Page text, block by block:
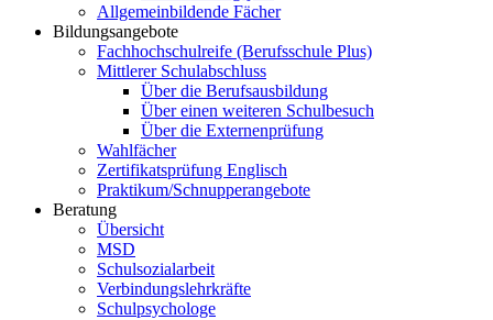
Allgemeinbildende Fächer
Bildungsangebote
Fachhochschulreife (Berufsschule Plus)
Mittlerer Schulabschluss
Über die Berufsausbildung
Über einen weiteren Schulbesuch
Über die Externenprüfung
Wahlfächer
Zertifikatsprüfung Englisch
Praktikum/Schnupperangebote
Beratung
Übersicht
MSD
Schulsozialarbeit
Verbindungslehrkräfte
Schulpsychologe